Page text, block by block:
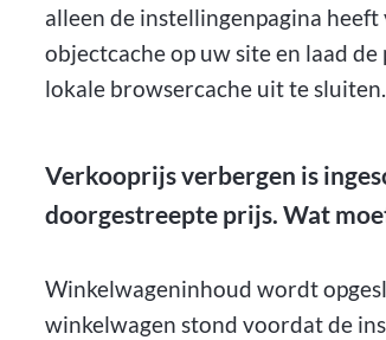
alleen de instellingenpagina
objectcache op uw site en laad
lokale browsercache uit te sluiten.
Verkooprijs verbergen is
doorgestreepte prijs. Wat
Winkelwageninhoud wordt
winkelwagen stond voordat de